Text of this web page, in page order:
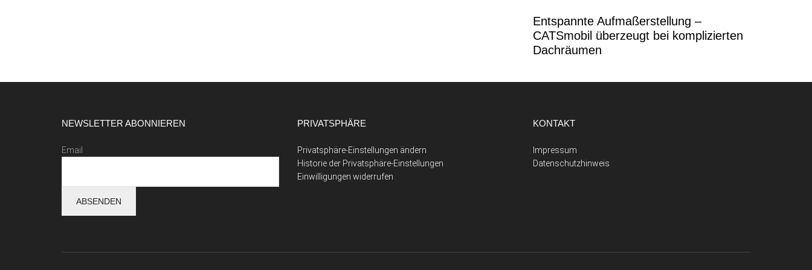
Entspannte Aufmaßerstellung –
CATSmobil überzeugt bei komplizierten
Dachräumen
NEWSLETTER ABONNIEREN
Email
PRIVATSPHÄRE
Privatsphäre-Einstellungen ändern
Historie der Privatsphäre-Einstellungen
Einwilligungen widerrufen
KONTAKT
Impressum
Datenschutzhinweis